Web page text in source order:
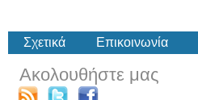
Σχετικά Επικοινωνία
Ακολουθήστε μας